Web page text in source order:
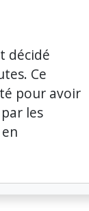
décidé
Ce
pour avoir
les